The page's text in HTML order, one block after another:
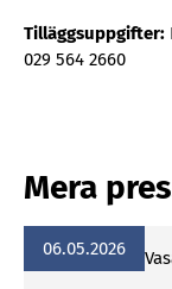
Tilläggsuppgifter:
029 564 2660
Mera
06.05.2026